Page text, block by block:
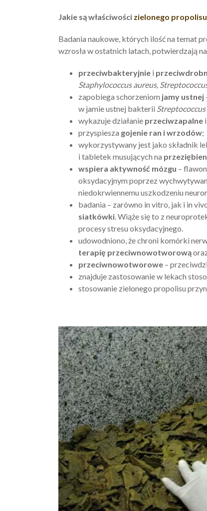
Jakie są właściwości zielonego propolisu
Badania naukowe, których ilość na temat
wzrosła w ostatnich latach, potwierdzają
przeciwbakteryjnie i
Staphylococcus aureus,
zapobiega schorzeniom jamy ustnej
w jamie ustnej bakterii
wykazuje działanie przeciwzapalne i
przyspiesza gojenie ran i wrzodów;
wykorzystywany jest jako składnik
i tabletek musujących na
wspiera aktywność mózgu –
oksydacyjnym poprzez
niedokrwiennemu uszkodzeniu
badania – zarówno in vitro, jak i in
siatkówki. Wiąże się to z
procesy stresu oksydacyjnego.
udowodniono, że chroni komórki
terapię przeciwnowotworową
przeciwnowotworowe –
znajduje zastosowanie w lekach
stosowanie zielonego propolisu